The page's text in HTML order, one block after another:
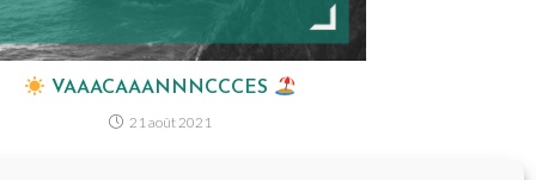
VAAACAAANNNCCCES
21 août 2021